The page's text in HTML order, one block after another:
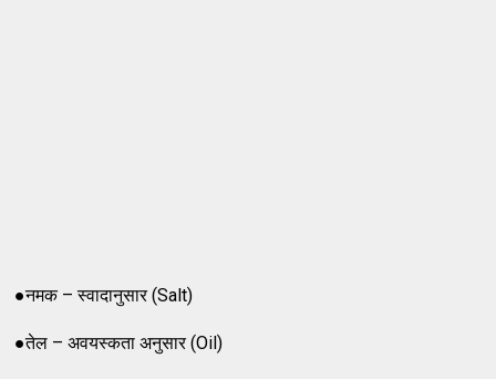
●नमक – स्वादानुसार (Salt)
●तेल – अवयस्कता अनुसार (Oil)